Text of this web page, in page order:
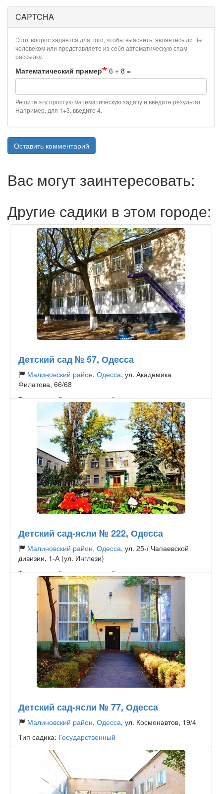
CAPTCHA
Этот вопрос задается для того, чтобы выяснить, являетесь ли Вы
человеком или представляете из себя автоматическую спам-
рассылку.
Математический пример 6 + 8 =
Решите эту простую математическую задачу и введите результат.
Например, для 1+3, введите 4.
Оставить комментарий
Вас могут заинтересовать:
Другие садики в этом городе:
Детский сад № 57, Одесса
Малиновский район, Одесса, ул. Академика
Филатова, 66/68
Тип садика:Государственный
Детский сад-ясли № 222, Одесса
Малиновский район, Одесса, ул. 25-ї Чапаевской
дивизии, 1-А (ул. Инглези)
Тип садика:Государственный
Детский сад-ясли № 77, Одесса
Малиновский район, Одесса, ул. Космонавтов, 19/4
Тип садика: Государственный